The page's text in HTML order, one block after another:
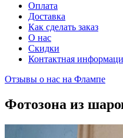
Оплата
Доставка
Как сделать заказ
О нас
Скидки
Контактная
Отзывы о нас на Флампе
Фотозона из